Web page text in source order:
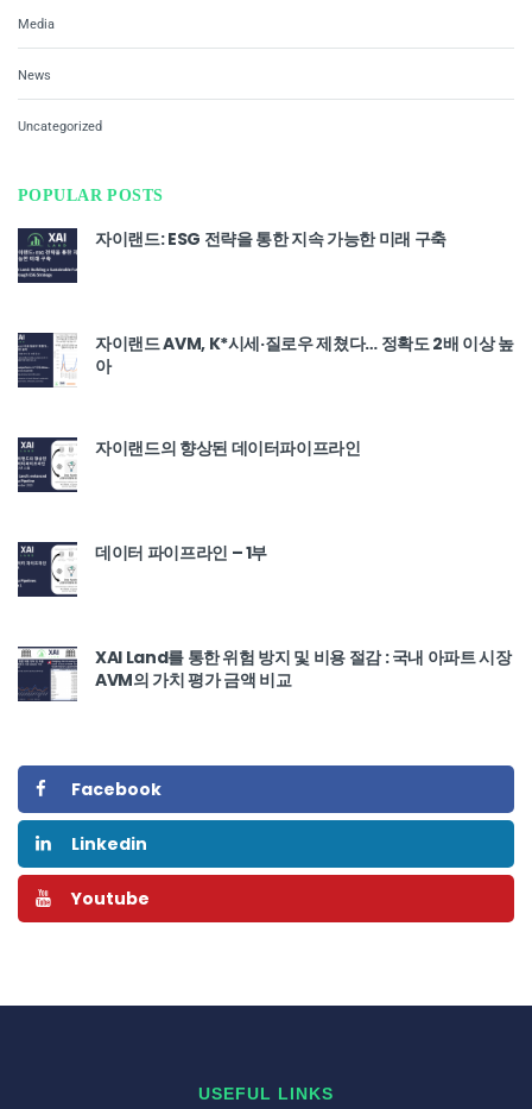
Media
News
Uncategorized
POPULAR POSTS
자이랜드: ESG 전략을 통한 지속 가능한 미래 구축
자이랜드 AVM, K*시세·질로우 제쳤다… 정확도 2배 이상 높
아
자이랜드의 향상된 데이터파이프라인
데이터 파이프라인 – 1부
XAI Land를 통한 위험 방지 및 비용 절감 : 국내 아파트 시장
AVM의 가치 평가 금액 비교
Facebook
Linkedin
Youtube
USEFUL LINKS